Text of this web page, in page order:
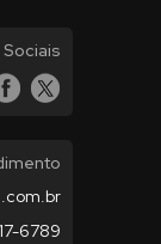
6789